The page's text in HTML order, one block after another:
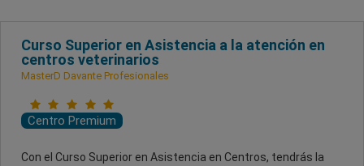
Curso Superior en Asistencia a la atención en
centros veterinarios
MasterD Davante Profesionales
Centro Premium
Con el Curso Superior en Asistencia en Centros, tendrás la